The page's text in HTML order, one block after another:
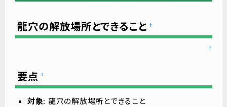
龍穴の解放場所とできること †
↑
要点 †
対象: 龍穴の解放場所とできること